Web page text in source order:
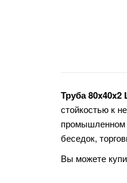
Труба 80x40x2
стойкостью к
промышленном
беседок,
Вы можете